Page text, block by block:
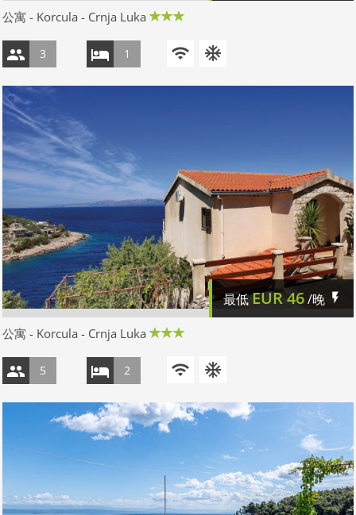
公寓 - Korcula - Crnja Luka
3 1
最低EUR46/晚
公寓 - Korcula - Crnja Luka
5 2